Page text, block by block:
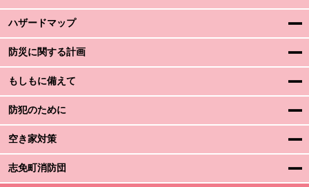
ハザードマップ
防災に関する計画
もしもに備えて
防犯のために
空き家対策
志免町消防団